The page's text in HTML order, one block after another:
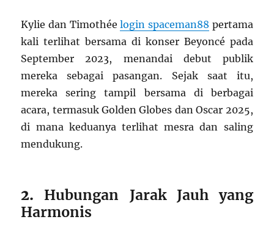
Kylie dan Timothéelogin spaceman88 pertama
kali terlihat bersama di konser Beyoncé pada
September 2023, menandai debut publik
mereka sebagai pasangan. Sejak saat itu,
mereka sering tampil bersama di berbagai
acara, termasuk Golden Globes dan Oscar 2025,
di mana keduanya terlihat mesra dan saling
mendukung.
2. Hubungan Jarak Jauh yang
Harmonis